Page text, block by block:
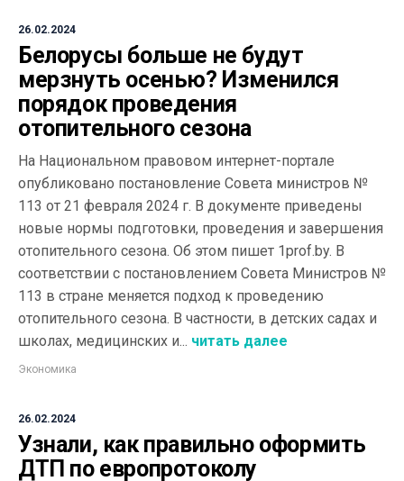
26.02.2024
Белорусы больше не будут
мерзнуть осенью? Изменился
порядок проведения
отопительного сезона
На Национальном правовом интернет-портале
опубликовано постановление Совета министров №
113 от 21 февраля 2024 г. В документе приведены
новые нормы подготовки, проведения и завершения
отопительного сезона. Об этом пишет 1prof.by. В
соответствии с постановлением Совета Министров №
113 в стране меняется подход к проведению
отопительного сезона. В частности, в детских садах и
школах, медицинских и... читать далее
Экономика
26.02.2024
Узнали, как правильно оформить
ДТП по европротоколу